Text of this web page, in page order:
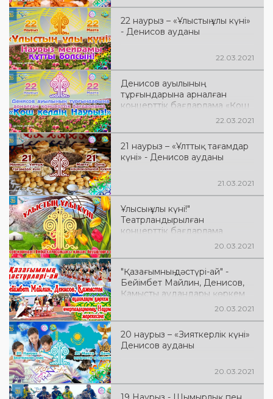
22 наурыз – «Ұлыстың ұлы күні»
- Денисов ауданы
22.03.2021
Денисов ауылының
тұрғындарына арналған
концерттік бағдарлама «Қош
22.03.2021
21 наурыз – «Ұлттық тағамдар
күні» - Денисов ауданы
21.03.2021
Ұлысың ұлы күні!"
Театрландырылған
концерттік бағдарлама
20.03.2021
"Қазағымның дәстүрі-ай" -
Бейімбет Майлин, Денисов,
Қамысты аудандары қөркем
өнерпаздарының Наурыз20.03.2021
20 наурыз – «Зияткерлік күні»
Денисов ауданы
20.03.2021